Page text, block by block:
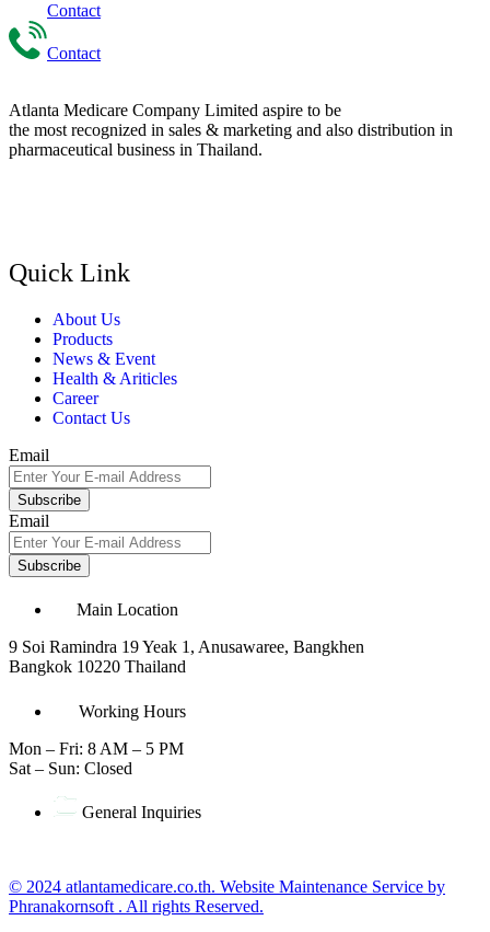
Contact
Contact
Atlanta Medicare Company Limited aspire to be
the most recognized in sales & marketing and also distribution in
pharmaceutical business in Thailand.
Quick Link
About Us
Products
News & Event
Health & Ariticles
Career
Contact Us
Email
Subscribe
Email
Subscribe
Main Location
9 Soi Ramindra 19 Yeak 1, Anusawaree, Bangkhen
Bangkok 10220 Thailand
Working Hours
Mon – Fri: 8 AM – 5 PM
Sat – Sun: Closed
General Inquiries
© 2024 atlantamedicare.co.th. Website Maintenance Service by
Phranakornsoft . All rights Reserved.